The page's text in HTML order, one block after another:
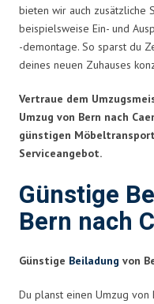
bieten wir auch zusätzliche
beispielsweise Ein- und
-demontage. So sparst du
deines neuen Zuhauses
Vertraue dem
Umzug von Bern nach
günstigen
Serviceangebot.
Günstige
Bern nach
Günstige Beiladung von
Du planst einen Umzug von